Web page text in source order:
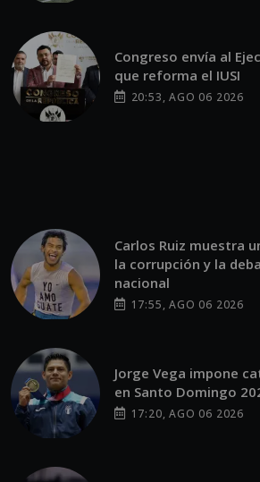
Congreso envía al
que reforma el IUSI
20:53, AGO 06 2026
Carlos Ruiz muestra
la corrupción y la
nacional
17:55, AGO 06 2026
Jorge Vega impone
en Santo Domingo
17:20, AGO 06 2026